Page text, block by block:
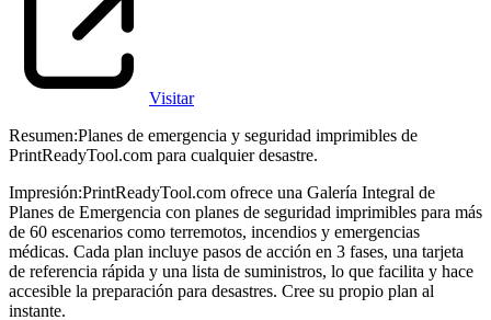
Visitar
Resumen:Planes de emergencia y seguridad imprimibles de
PrintReadyTool.com para cualquier desastre.
Impresión:PrintReadyTool.com ofrece una Galería Integral de
Planes de Emergencia con planes de seguridad imprimibles para más
de 60 escenarios como terremotos, incendios y emergencias
médicas. Cada plan incluye pasos de acción en 3 fases, una tarjeta
de referencia rápida y una lista de suministros, lo que facilita y hace
accesible la preparación para desastres. Cree su propio plan al
instante.